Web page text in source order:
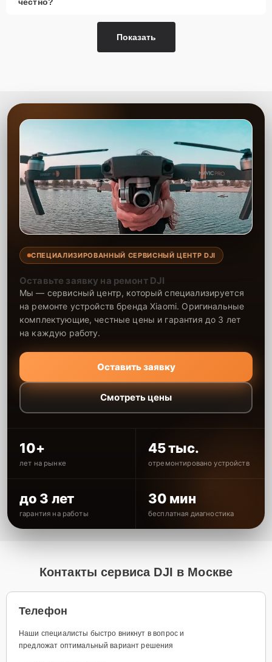
Показать
СПЕЦИАЛИЗИРОВАННЫЙ СЕРВИСНЫЙ ЦЕНТР DJI
Оставьте заявку на ремонт DJI
Мы — сервисный центр, который специализируется
на ремонте устройств бренда Xiaomi. Оригинальные
комплектующие, честные цены и гарантия до 3 лет
на каждую работу.
Оставить заявку
Смотреть цены
10+
лет на рынке
45 тыс.
отремонтировано устройств
до 3 лет
гарантия на работы
30 мин
бесплатная диагностика
Контакты сервиса DJI в Москве
Телефон
Наши специалисты быстро вникнут в вопрос и
предложат оптимальный вариант решения